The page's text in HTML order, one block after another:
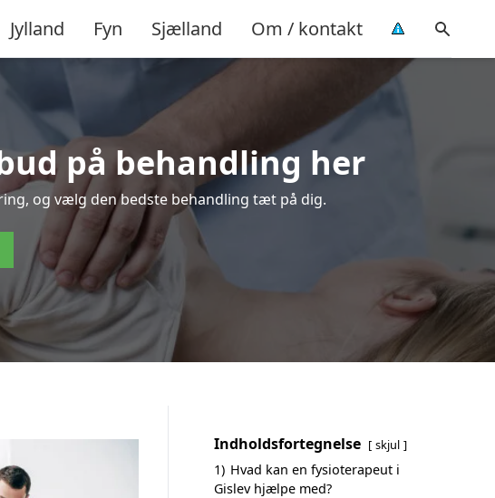
Jylland Fyn Sjælland Om / kontakt
på behandling her
og vælg den bedste behandling tæt på dig.
Indholdsfortegnelse skjul
1) Hvad kan en fysioterapeut i
Gislev hjælpe med?